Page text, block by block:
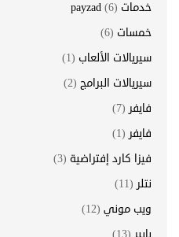
خدمات payzad (6)
خمسات (6)
سيريالات الألعاب (1)
سيريالات البرامج (2)
فايفر (7)
فايفر (1)
فيزا كارد إفتراضية (3)
نتلر (11)
ويب موني (12)